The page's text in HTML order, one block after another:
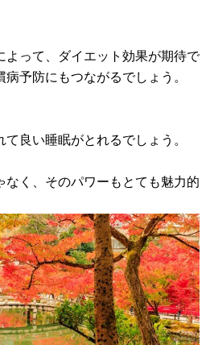
よって、ダイエット効果が期待で
予防にもつながるでしょう。
良い睡眠がとれるでしょう。
なく、そのパワーもとても魅力的